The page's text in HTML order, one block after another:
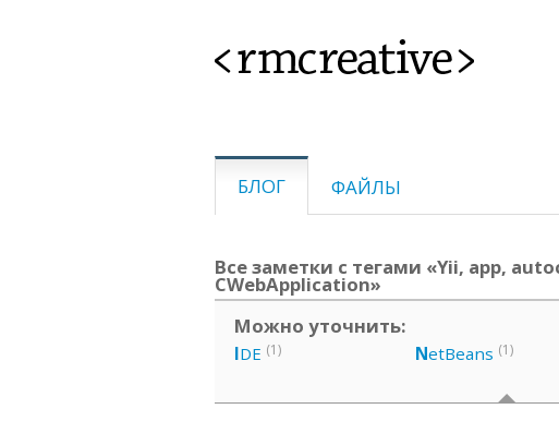
<rmcreative>
БЛОГ ФАЙЛЫ
Все заметки с тегами «Yii, app,
CWebApplication»
Можно уточнить:
IDE (1) NetBeans (1)